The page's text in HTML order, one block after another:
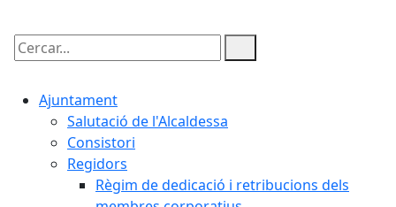
Cercar:
Ajuntament
Salutació de l'Alcaldessa
Consistori
Regidors
Règim de dedicació i retribucions dels